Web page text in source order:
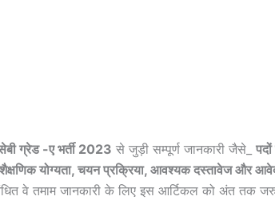
ग्रेड -ए भर्ती 2023 से जुड़ी सम्पूर्ण जानकारी जैसे_
योग्यता, चयन प्रक्रिया, आवश्यक दस्तावेज और
वे तमाम जानकारी के लिए इस आर्टिकल को अंत तक